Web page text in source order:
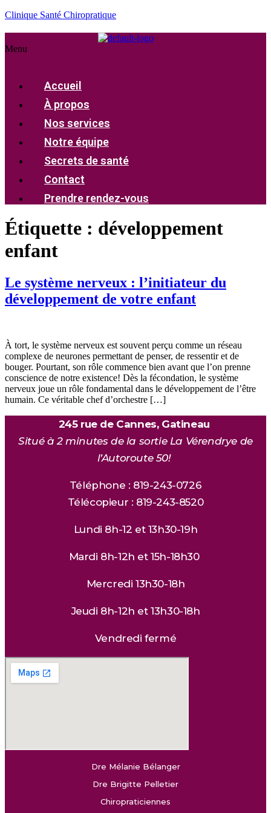
Clinique Santé Chiropratique
Menu
Accueil
À propos
Nos services
Notre équipe
Secrets de santé
Contact
Prendre rendez-vous
Étiquette : développement
enfant
Le système nerveux : l’initiateur du
développement de votre enfant
À tort, le système nerveux est souvent perçu comme un réseau
complexe de neurones permettant de penser, de ressentir et de
bouger. Pourtant, son rôle commence bien avant que l’on prenne
conscience de notre existence! Dès la fécondation, le système
nerveux joue un rôle fondamental dans le développement de l’être
humain. Ce véritable chef d’orchestre […]
245 rue de Cannes, Gatineau
Situé à 2 minutes de la sortie La Vérendrye de
l’Autoroute 50!
Téléphone : 819-243-0726
Télécopieur : 819-243-8520
Lundi 8h-12 et 13h30-19h
Mardi 8h-12h et 15h-18h30
Mercredi 13h30-18h
Jeudi 8h-12h et 13h30-18h
Vendredi fermé
Dre Mélanie Bélanger
Dre Brigitte Pelletier
Chiropraticiennes